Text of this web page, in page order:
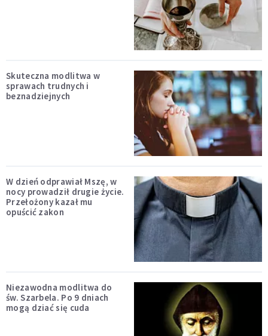
Skuteczna modlitwa w
sprawach trudnych i
beznadziejnych
W dzień odprawiał Mszę, w
nocy prowadził drugie życie.
Przełożony kazał mu
opuścić zakon
Niezawodna modlitwa do
św. Szarbela. Po 9 dniach
mogą dziać się cuda